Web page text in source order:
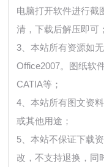
电脑打开软件进行截
清，下载后解压即可；
3、本站所有资源如
Office2007。图纸软
CATIA等；
4、本站所有图文资
或其他用途；
5、本站不保证下载
改，不支持退换，同